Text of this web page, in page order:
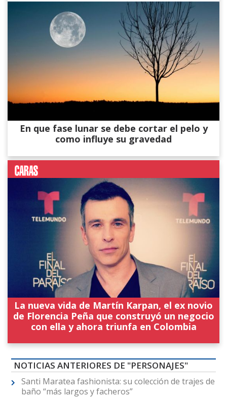
En que fase lunar se debe cortar el pelo y
como influye su gravedad
La nueva vida de Martín Karpan, el ex novio
de Florencia Peña que construyó un negocio
con ella y ahora triunfa en Colombia
NOTICIAS ANTERIORES DE "PERSONAJES"
Santi Maratea fashionista: su colección de trajes de
baño “más largos y facheros”